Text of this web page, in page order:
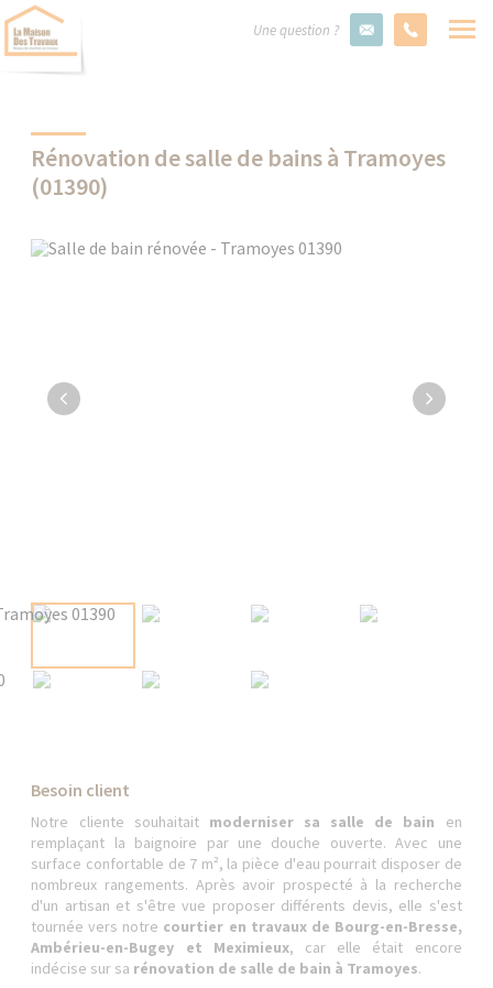
Une question ?
Rénovation de salle de bains à Tramoyes
(01390)
Besoin client
Notre cliente souhaitait moderniser sa salle de bain en
remplaçant la baignoire par une douche ouverte. Avec une
surface confortable de 7 m², la pièce d'eau pourrait disposer de
nombreux rangements. Après avoir prospecté à la recherche
d'un artisan et s'être vue proposer différents devis, elle s'est
tournée vers notre courtier en travaux de Bourg-en-Bresse,
Ambérieu-en-Bugey et Meximieux, car elle était encore
indécise sur sa rénovation de salle de bain à Tramoyes.